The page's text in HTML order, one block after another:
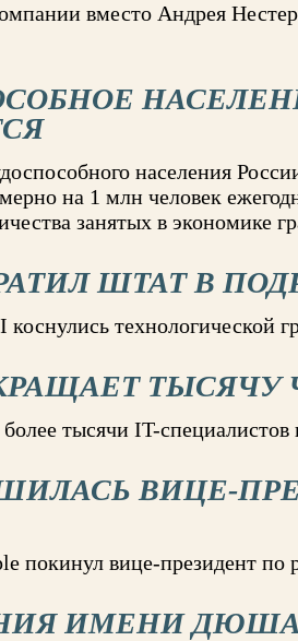
вместо Андрея
населения
на 1 млн человек
занятых в экономике
ШТАТ В
коснулись технологической
ТЫСЯЧУ
тысячи IT-специалистов
ВИЦЕ-
покинул вице-президент
ИМЕНИ